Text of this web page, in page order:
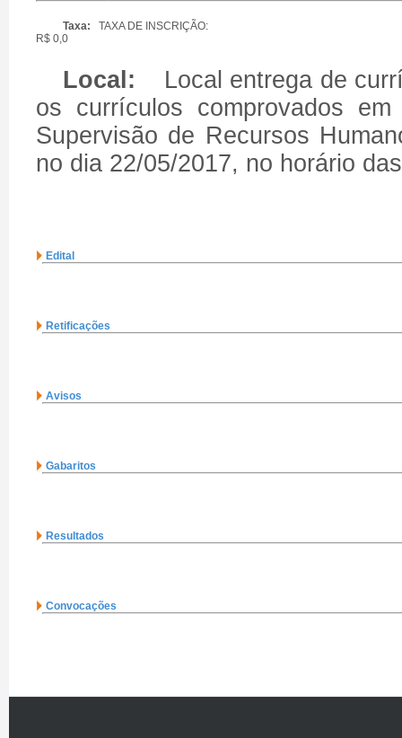
Taxa: TAXA DE INSCRIÇÃO:
R$ 0,0
Local: Local entrega de
os currículos comprovados
Supervisão de Recursos
no dia 22/05/2017, no horário
Edital
Retificações
Avisos
Gabaritos
Resultados
Convocações